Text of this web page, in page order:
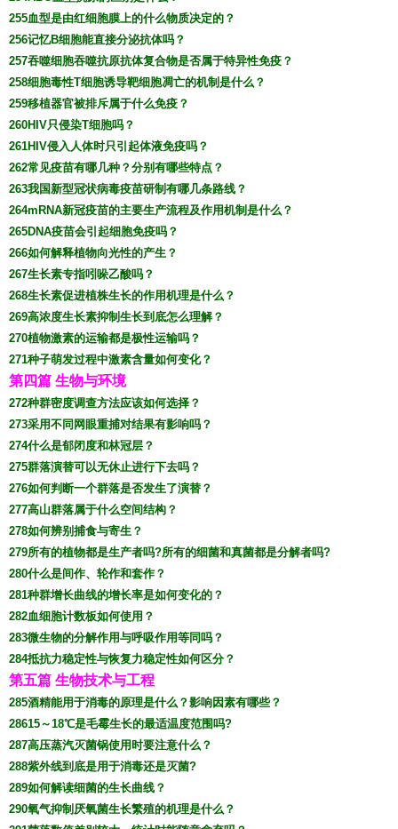
255血型是由红细胞膜上的什么物质决定的？
256记忆B细胞能直接分泌抗体吗？
257吞噬细胞吞噬抗原抗体复合物是否属于特异性免疫？
258细胞毒性T细胞诱导靶细胞凋亡的机制是什么？
259移植器官被排斥属于什么免疫？
260HIV只侵染T细胞吗？
261HIV侵入人体时只引起体液免疫吗？
262常见疫苗有哪几种？分别有哪些特点？
263我国新型冠状病毒疫苗研制有哪几条路线？
264mRNA新冠疫苗的主要生产流程及作用机制是什么？
265DNA疫苗会引起细胞免疫吗？
266如何解释植物向光性的产生？
267生长素专指吲哚乙酸吗？
268生长素促进植株生长的作用机理是什么？
269高浓度生长素抑制生长到底怎么理解？
270植物激素的运输都是极性运输吗？
271种子萌发过程中激素含量如何变化？
第四篇 生物与环境
272种群密度调查方法应该如何选择？
273采用不同网眼重捕对结果有影响吗？
274什么是郁闭度和林冠层？
275群落演替可以无休止进行下去吗？
276如何判断一个群落是否发生了演替？
277高山群落属于什么空间结构？
278如何辨别捕食与寄生？
279所有的植物都是生产者吗?所有的细菌和真菌都是分解者吗?
280什么是间作、轮作和套作？
281种群增长曲线的增长率是如何变化的？
282血细胞计数板如何使用？
283微生物的分解作用与呼吸作用等同吗？
284抵抗力稳定性与恢复力稳定性如何区分？
第五篇 生物技术与工程
285酒精能用于消毒的原理是什么？影响因素有哪些？
28615～18℃是毛霉生长的最适温度范围吗?
287高压蒸汽灭菌锅使用时要注意什么？
288紫外线到底是用于消毒还是灭菌?
289如何解读细菌的生长曲线？
290氧气抑制厌氧菌生长繁殖的机理是什么？